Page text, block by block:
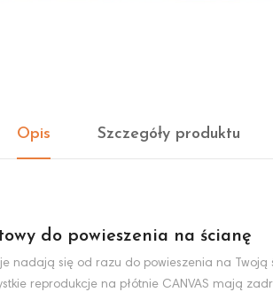
Opis Szczegóły produktu
do powieszenia na ścianę
nadają się od razu do powieszenia na Twoją
reprodukcje na płótnie CANVAS mają